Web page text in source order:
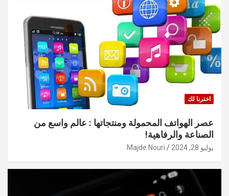
اخترنا لك
عصر الهواتف المحمولة ومنتجاتها : عالم واسع من
الصناعة والرفاهية!
يوليو 28, 2024 Majde Nouri